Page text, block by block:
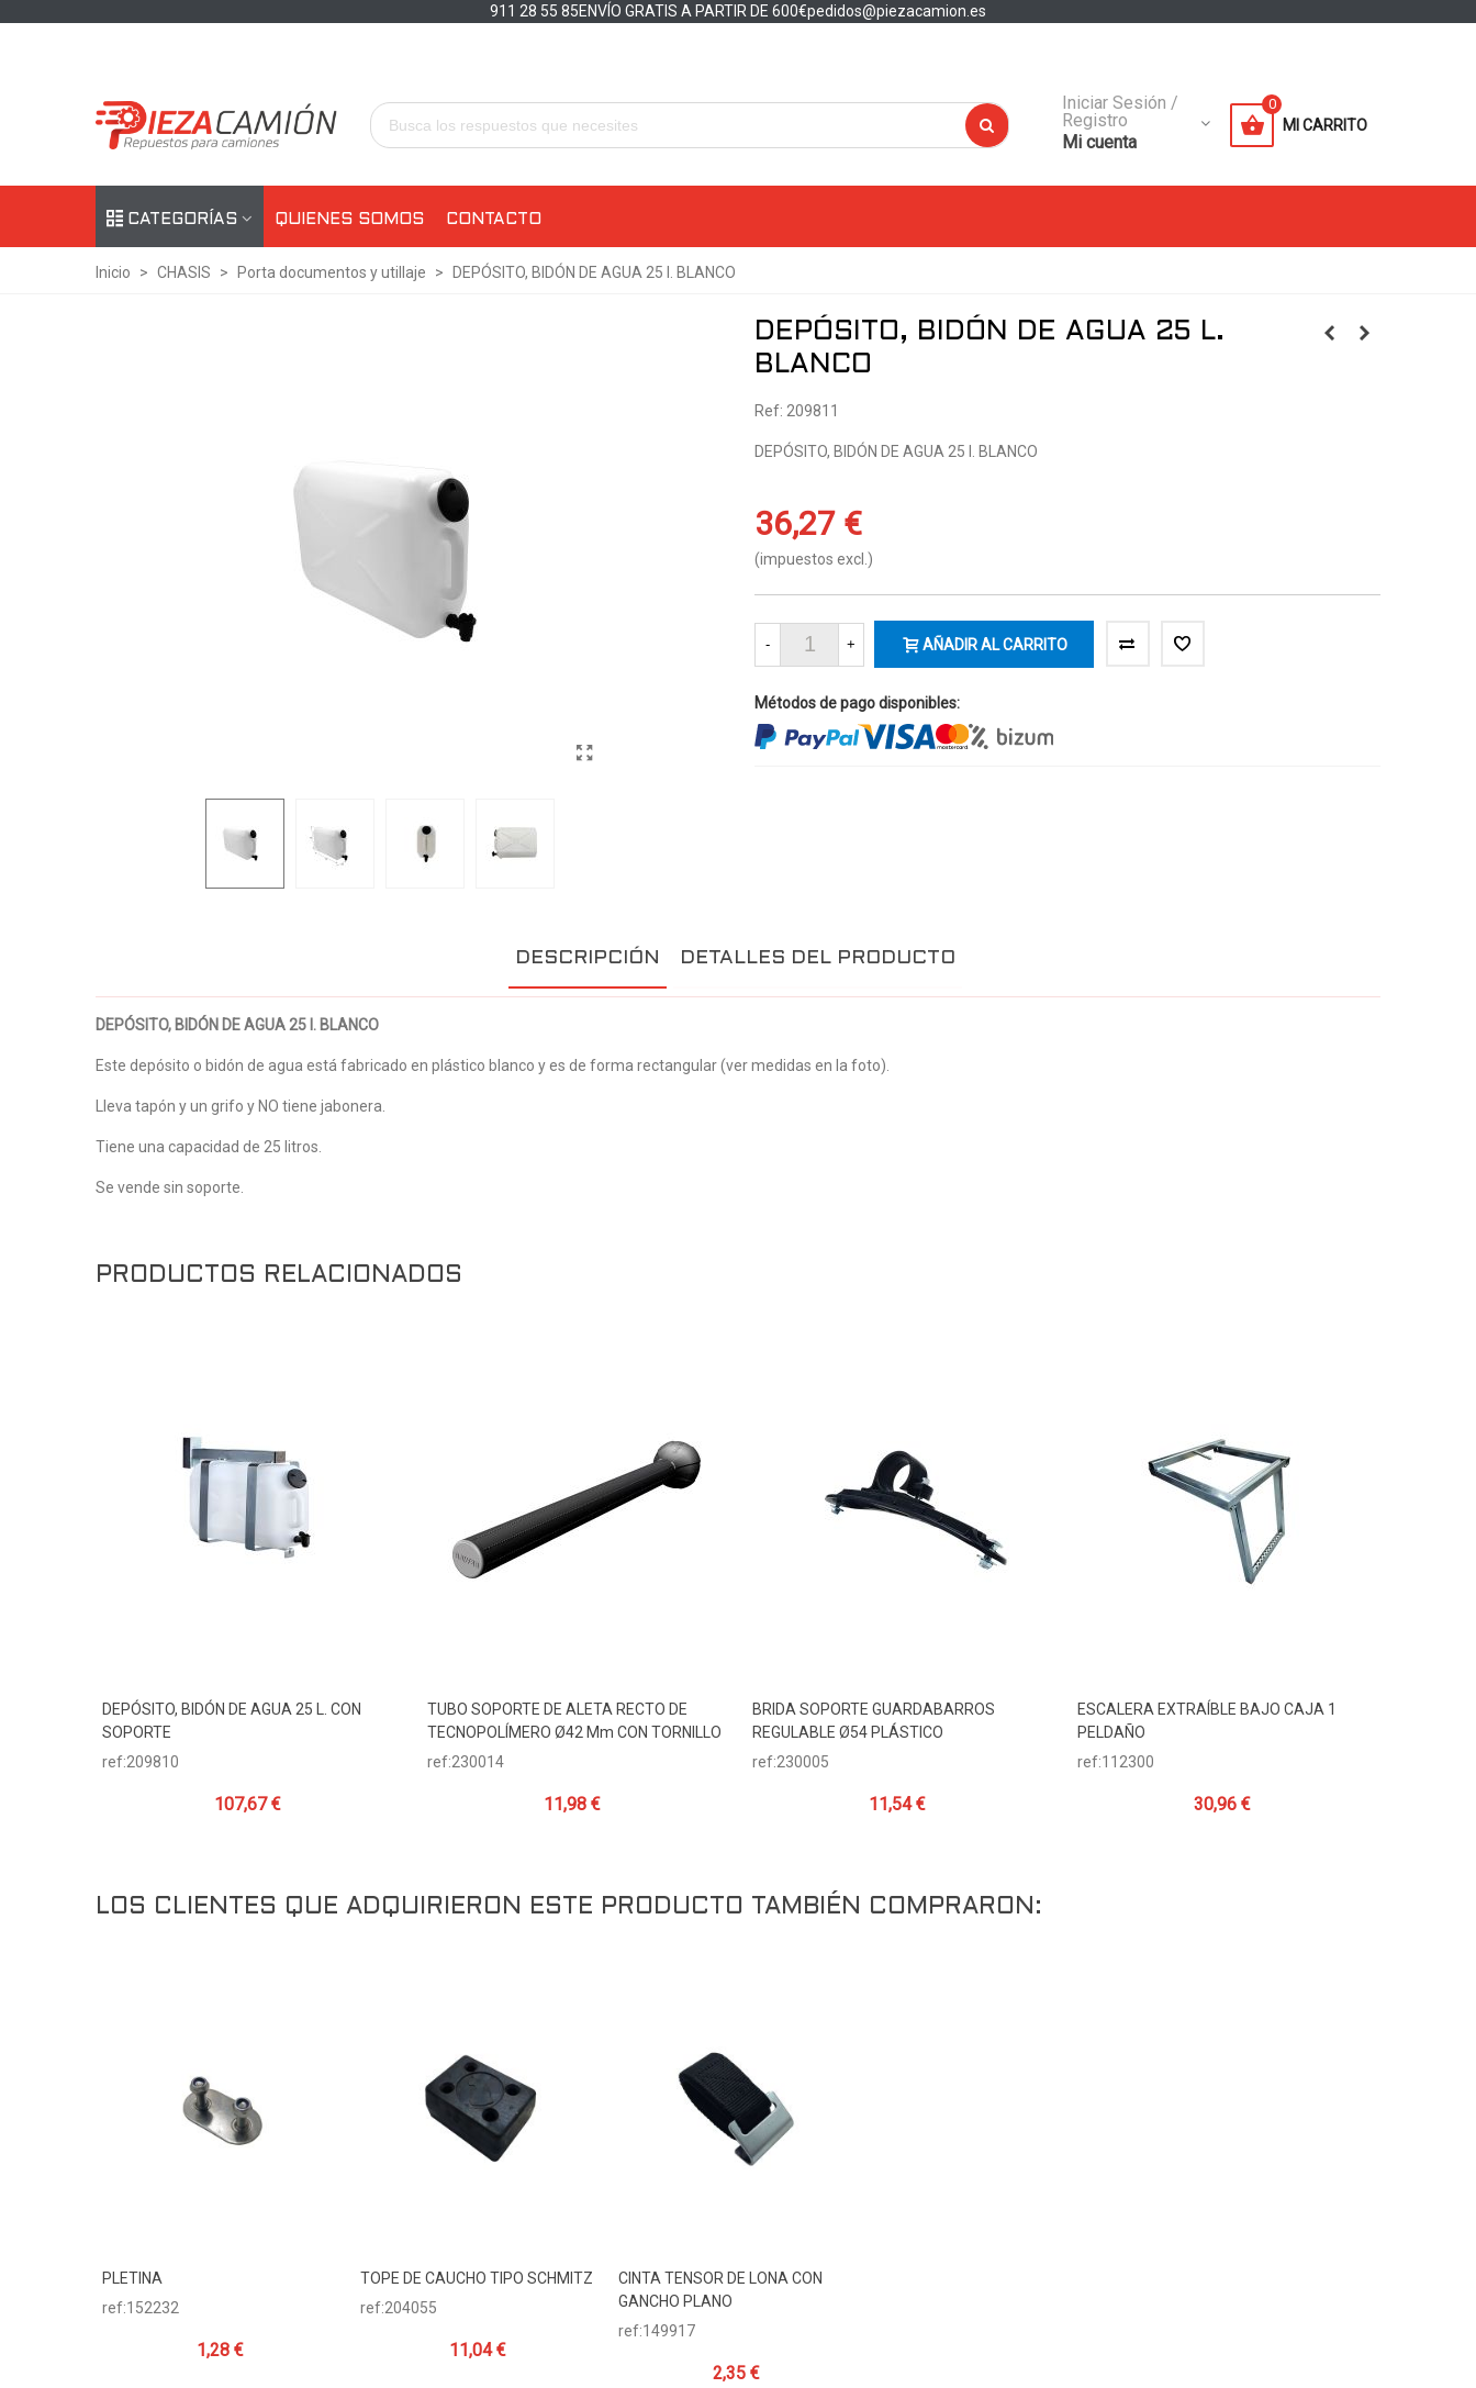
911 28 55 85ENVÍO GRATIS A PARTIR DE 600€pedidos@piezacamion.es
Iniciar Sesión /
Registro
Mi cuenta
0
MI CARRITO
CATEGORÍAS QUIENES SOMOS CONTACTO
Inicio > CHASIS > Porta documentos y utillaje > DEPÓSITO, BIDÓN DE AGUA 25 l. BLANCO
DEPÓSITO, BIDÓN DE AGUA 25 L.
BLANCO
Ref: 209811
DEPÓSITO, BIDÓN DE AGUA 25 l. BLANCO
36,27 €
(impuestos excl.)
- + AÑADIR AL CARRITO
Métodos de pago disponibles:
DESCRIPCIÓN DETALLES DEL PRODUCTO
DEPÓSITO, BIDÓN DE AGUA 25 l. BLANCO
Este depósito o bidón de agua está fabricado en plástico blanco y es de forma rectangular (ver medidas en la foto).
Lleva tapón y un grifo y NO tiene jabonera.
Tiene una capacidad de 25 litros.
Se vende sin soporte.
PRODUCTOS RELACIONADOS
Añadir Al Carrito
DEPÓSITO, BIDÓN DE AGUA 25 L. CON
SOPORTE
ref:209810
107,67 €
Añadir Al Carrito
TUBO SOPORTE DE ALETA RECTO DE
TECNOPOLÍMERO Ø42 Mm CON TORNILLO
ref:230014
11,98 €
Añadir Al Carrito
BRIDA SOPORTE GUARDABARROS
REGULABLE Ø54 PLÁSTICO
ref:230005
11,54 €
Añadir Al Carrito
ESCALERA EXTRAÍBLE BAJO CAJA 1
PELDAÑO
ref:112300
30,96 €
LOS CLIENTES QUE ADQUIRIERON ESTE PRODUCTO TAMBIÉN COMPRARON:
Añadir Al Carrito
PLETINA
ref:152232
1,28 €
Añadir Al Carrito
TOPE DE CAUCHO TIPO SCHMITZ
ref:204055
11,04 €
Añadir Al Carrito
CINTA TENSOR DE LONA CON
GANCHO PLANO
ref:149917
2,35 €